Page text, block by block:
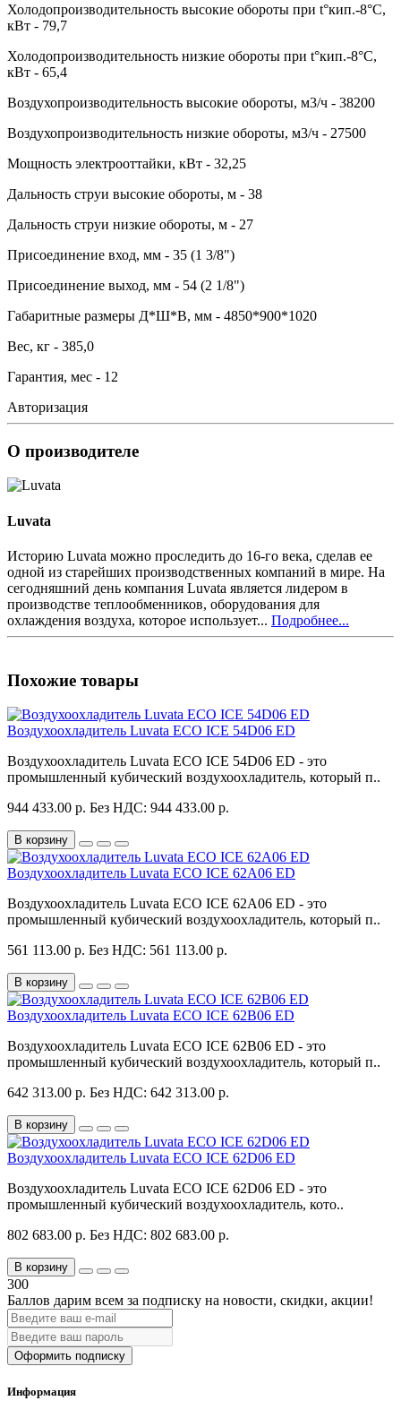
Холодопроизводительность высокие обороты при t°кип.-8°С,
кВт - 79,7
Холодопроизводительность низкие обороты при t°кип.-8°С,
кВт - 65,4
Воздухопроизводительность высокие обороты, м3/ч - 38200
Воздухопроизводительность низкие обороты, м3/ч - 27500
Мощность электрооттайки, кВт - 32,25
Дальность струи высокие обороты, м - 38
Дальность струи низкие обороты, м - 27
Присоединение вход, мм - 35 (1 3/8")
Присоединение выход, мм - 54 (2 1/8")
Габаритные размеры Д*Ш*В, мм - 4850*900*1020
Вес, кг - 385,0
Гарантия, мес - 12
Авторизация
О производителе
Luvata
Историю Luvata можно проследить до 16-го века, сделав ее
одной из старейших производственных компаний в мире. На
сегодняшний день компания Luvata является лидером в
производстве теплообменников, оборудования для
охлаждения воздуха, которое использует... Подробнее...
Похожие товары
Воздухоохладитель Luvata ECO ICE 54D06 ED
Воздухоохладитель Luvata ECO ICE 54D06 ED - это
промышленный кубический воздухоохладитель, который п..
944 433.00 р. Без НДС: 944 433.00 р.
В корзину
Воздухоохладитель Luvata ECO ICE 62A06 ED
Воздухоохладитель Luvata ECO ICE 62A06 ED - это
промышленный кубический воздухоохладитель, который п..
561 113.00 р. Без НДС: 561 113.00 р.
В корзину
Воздухоохладитель Luvata ECO ICE 62B06 ED
Воздухоохладитель Luvata ECO ICE 62B06 ED - это
промышленный кубический воздухоохладитель, который п..
642 313.00 р. Без НДС: 642 313.00 р.
В корзину
Воздухоохладитель Luvata ECO ICE 62D06 ED
Воздухоохладитель Luvata ECO ICE 62D06 ED - это
промышленный кубический воздухоохладитель, кото..
802 683.00 р. Без НДС: 802 683.00 р.
В корзину
300
Баллов дарим всем за подписку на новости, скидки, акции!
Оформить подписку
Информация